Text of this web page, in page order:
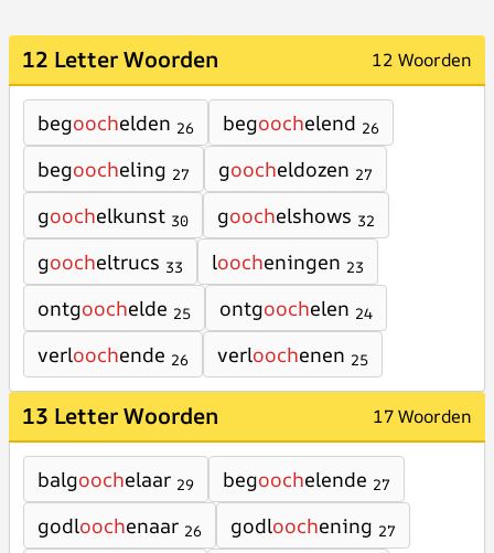
12 Letter Woorden 12 Woorden
begoochelden 26 begoochelend 26
begoocheling 27 goocheldozen 27
goochelkunst 30 goochelshows 32
goocheltrucs 33 loocheningen 23
ontgoochelde 25 ontgoochelen 24
verloochende 26 verloochenen 25
13 Letter Woorden 17 Woorden
balgoochelaar 29 begoochelende 27
godloochenaar 26 godloochening 27